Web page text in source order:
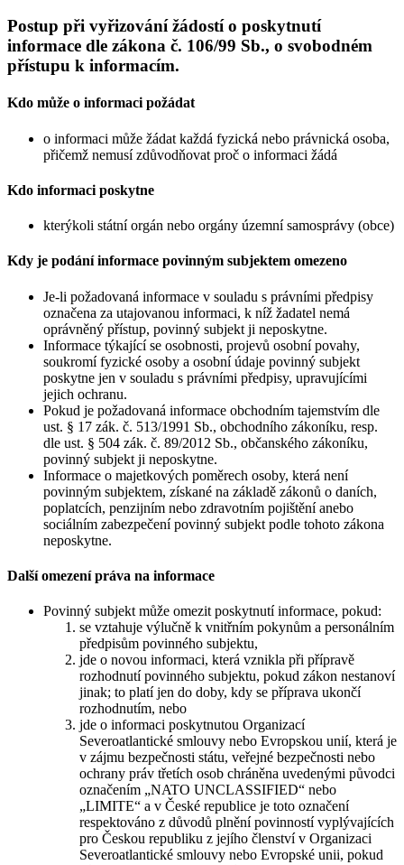
Postup při vyřizování žádostí o poskytnutí
informace dle zákona č. 106/99 Sb., o svobodném
přístupu k informacím.
Kdo může o informaci požádat
o informaci může žádat každá fyzická nebo právnická osoba,
přičemž nemusí zdůvodňovat proč o informaci žádá
Kdo informaci poskytne
kterýkoli státní orgán nebo orgány územní samosprávy (obce)
Kdy je podání informace povinným subjektem omezeno
Je-li požadovaná informace v souladu s právními předpisy
označena za utajovanou informaci, k níž žadatel nemá
oprávněný přístup, povinný subjekt ji neposkytne.
Informace týkající se osobnosti, projevů osobní povahy,
soukromí fyzické osoby a osobní údaje povinný subjekt
poskytne jen v souladu s právními předpisy, upravujícími
jejich ochranu.
Pokud je požadovaná informace obchodním tajemstvím dle
ust. § 17 zák. č. 513/1991 Sb., obchodního zákoníku, resp.
dle ust. § 504 zák. č. 89/2012 Sb., občanského zákoníku,
povinný subjekt ji neposkytne.
Informace o majetkových poměrech osoby, která není
povinným subjektem, získané na základě zákonů o daních,
poplatcích, penzijním nebo zdravotním pojištění anebo
sociálním zabezpečení povinný subjekt podle tohoto zákona
neposkytne.
Další omezení práva na informace
Povinný subjekt může omezit poskytnutí informace, pokud:
se vztahuje výlučně k vnitřním pokynům a personálním
předpisům povinného subjektu,
jde o novou informaci, která vznikla při přípravě
rozhodnutí povinného subjektu, pokud zákon nestanoví
jinak; to platí jen do doby, kdy se příprava ukončí
rozhodnutím, nebo
jde o informaci poskytnutou Organizací
Severoatlantické smlouvy nebo Evropskou unií, která je
v zájmu bezpečnosti státu, veřejné bezpečnosti nebo
ochrany práv třetích osob chráněna uvedenými původci
označením „NATO UNCLASSIFIED“ nebo
„LIMITE“ a v České republice je toto označení
respektováno z důvodů plnění povinností vyplývajících
pro Českou republiku z jejího členství v Organizaci
Severoatlantické smlouvy nebo Evropské unii, pokud